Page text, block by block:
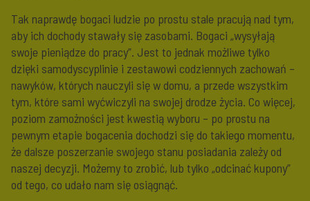
Tak naprawdę bogaci ludzie po prostu stale pracują nad tym,
aby ich dochody stawały się zasobami. Bogaci „wysyłają
swoje pieniądze do pracy”. Jest to jednak możliwe tylko
dzięki samodyscyplinie i zestawowi codziennych zachowań –
nawyków, których nauczyli się w domu, a przede wszystkim
tym, które sami wyćwiczyli na swojej drodze życia. Co więcej,
poziom zamożności jest kwestią wyboru – po prostu na
pewnym etapie bogacenia dochodzi się do takiego momentu,
że dalsze poszerzanie swojego stanu posiadania zależy od
naszej decyzji. Możemy to zrobić, lub tylko „odcinać kupony”
od tego, co udało nam się osiągnąć.